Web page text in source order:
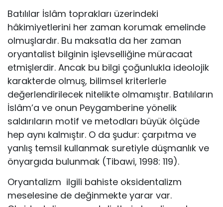
Batılılar İslâm toprakları üzerindeki
hâkimiyetlerini her zaman korumak emelinde
olmuşlardır. Bu maksatla da her zaman
oryantalist bilginin işlevselliğine müracaat
etmişlerdir. Ancak bu bilgi çoğunlukla ideolojik
karakterde olmuş, bi­limsel kriterlerle
değerlendirilecek nitelikte olmamıştır. Batılıların
İslâm’a ve onun Peygamberine yönelik
saldırıların motif ve metodları büyük ölçüde
hep aynı kalmıştır. O da şudur: çarpıtma ve
yanlış temsil kullanmak suretiyle düş­manlık ve
önyargıda bulunmak (Tibawi, 1998: 119).
Oryantalizm ilgili bahiste oksidentalizm
meselesine de değinmekte yarar var.